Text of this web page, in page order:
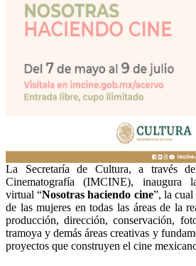
La Secretaría de Cultura, a través
Cinematografía (IMCINE), inaugura
virtual “Nosotras haciendo cine”, la
de las mujeres en todas las áreas de la
producción, dirección, conservación,
tramoya y demás áreas creativas y
proyectos que construyen el cine